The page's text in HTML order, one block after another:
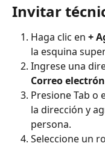
Invitar
Haga clic en +
la esquina
Ingrese una
Correo
Presione Tab o
la dirección y
persona.
Seleccione un